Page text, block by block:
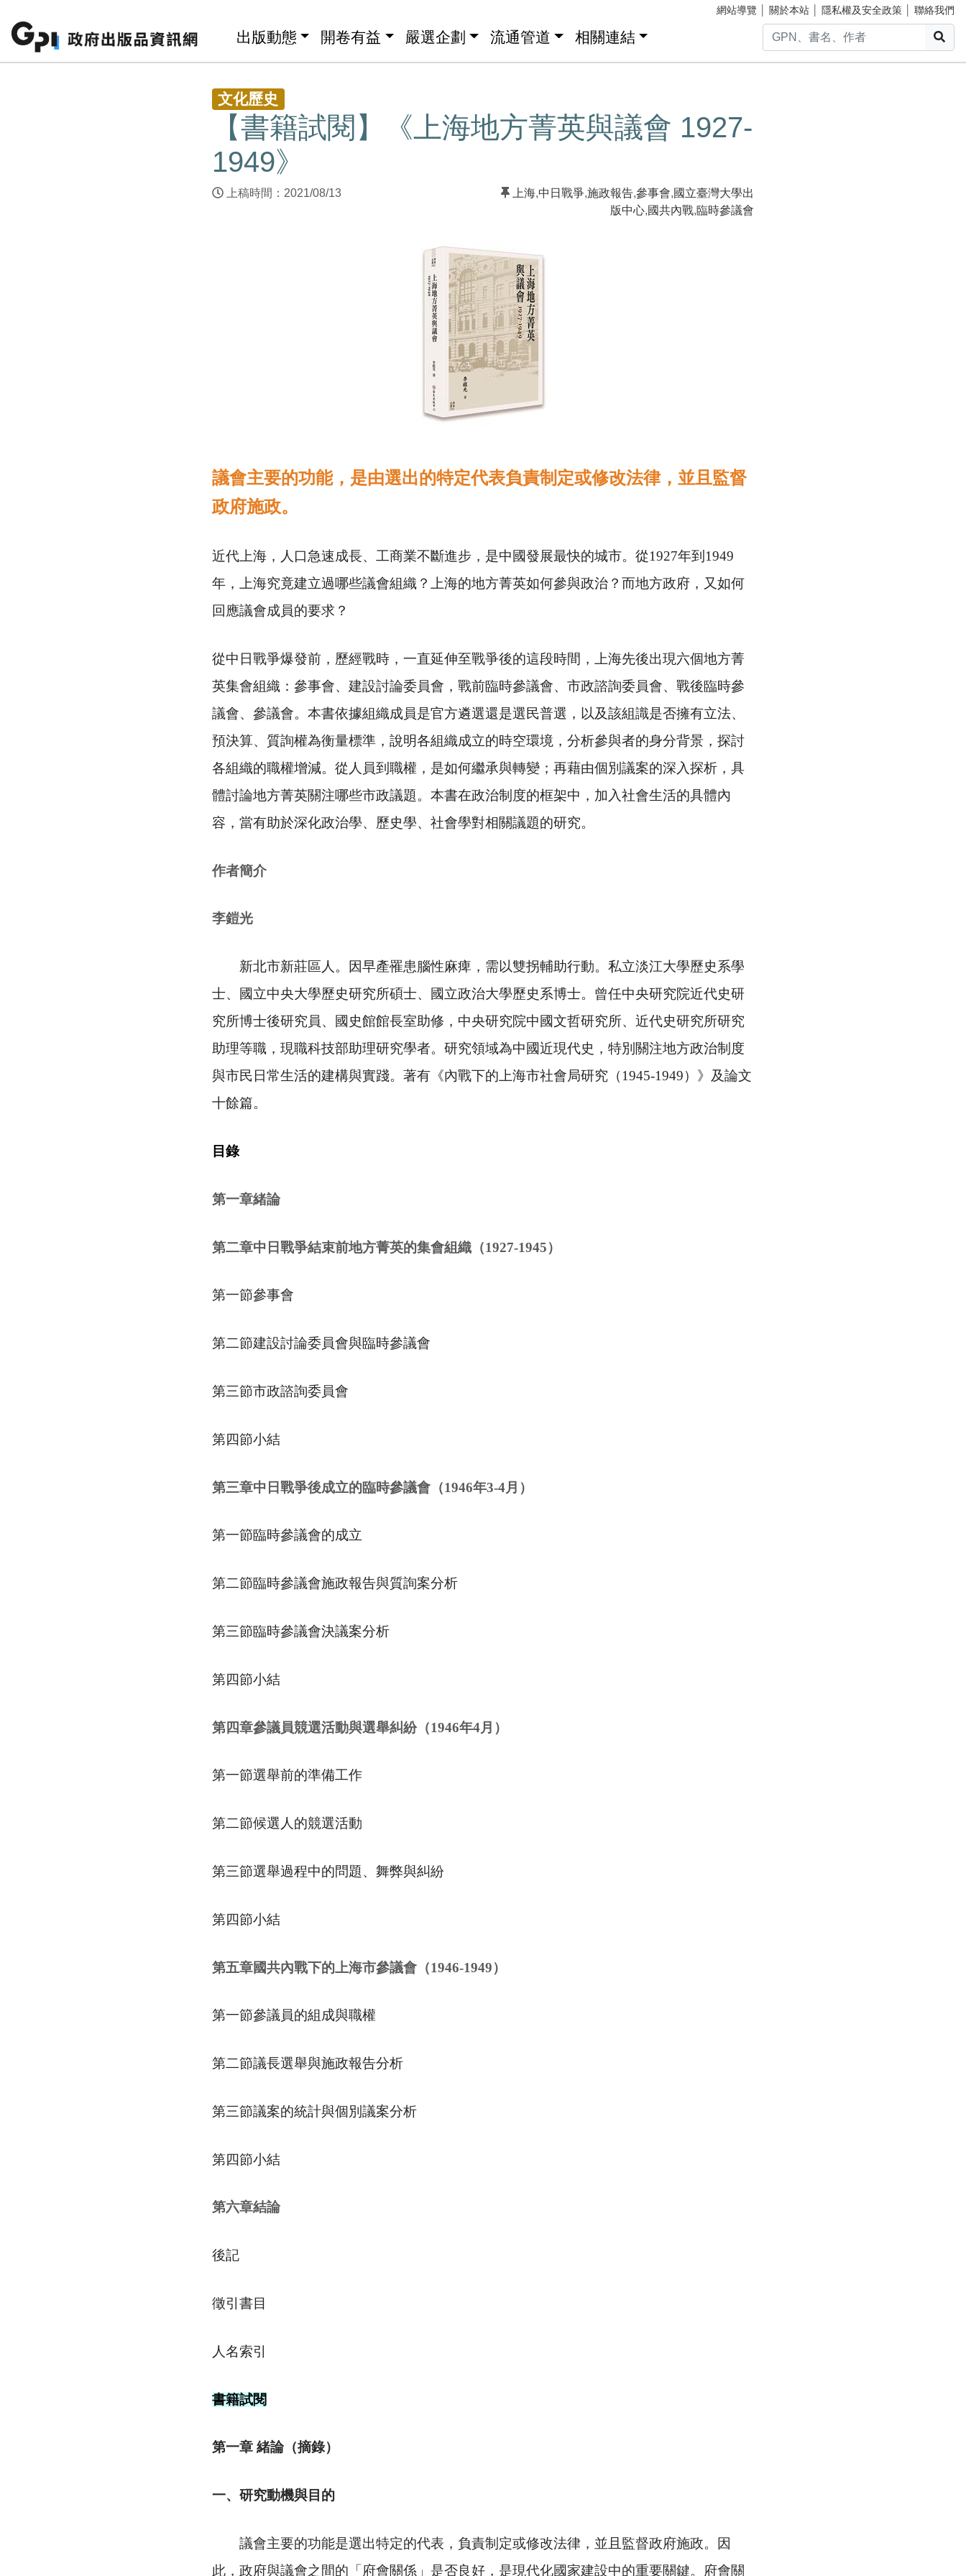
網站導覽 關於本站 隱私權及安全政策 聯絡我們
出版動態 開卷有益 嚴選企劃 流通管道 相關連結
文化歷史
【書籍試閱】《上海地方菁英與議會 1927-
1949》
上稿時間：2021/08/13 上海,中日戰爭,施政報告,參事會,國立臺灣大學出
版中心,國共內戰,臨時參議會
議會主要的功能，是由選出的特定代表負責制定或修改法律，並且監督
政府施政。
近代上海，人口急速成長、工商業不斷進步，是中國發展最快的城市。從1927年到 1949
年，上海究竟建立過哪些議會組織？上海的地方菁英如何參與政治？而地方政府，又如何
回應議會成員的要求？
從中日戰爭爆發前，歷經戰時，一直延伸至戰爭後的這段時間，上海先後出現六個地方菁
英集會組織：參事會、建設討論委員會，戰前臨時參議會、市政諮詢委員會、戰後臨時參
議會、參議會。本書依據組織成員是官方遴選還是選民普選，以及該組識是否擁有立法、
預決算、質詢權為衡量標準，說明各組織成立的時空環境，分析參與者的身分背景，探討
各組織的職權增減。從人員到職權，是如何繼承與轉變；再藉由個別議案的深入探析，具
體討論地方菁英關注哪些市政議題。本書在政治制度的框架中，加入社會生活的具體內
容，當有助於深化政治學、歷史學、社會學對相關議題的研究。
作者簡介
李鎧光
新北市新莊區人。因早產罹患腦性麻痺，需以雙拐輔助行動。私立淡江大學歷史系學
士、國立中央大學歷史研究所碩士、國立政治大學歷史系博士。曾任中央研究院近代史研
究所博士後研究員、國史館館長室助修，中央研究院中國文哲研究所、近代史研究所研究
助理等職，現職科技部助理研究學者。研究領域為中國近現代史，特別關注地方政治制度
與市民日常生活的建構與實踐。著有《內戰下的上海市社會局研究（1945-1949）》及論文
十餘篇。
目錄
第一章緒論
第二章中日戰爭結束前地方菁英的集會組織（1927-1945）
第一節參事會
第二節建設討論委員會與臨時參議會
第三節市政諮詢委員會
第四節小結
第三章中日戰爭後成立的臨時參議會（1946年3-4月）
第一節臨時參議會的成立
第二節臨時參議會施政報告與質詢案分析
第三節臨時參議會決議案分析
第四節小結
第四章參議員競選活動與選舉糾紛（1946年4月）
第一節選舉前的準備工作
第二節候選人的競選活動
第三節選舉過程中的問題、舞弊與糾紛
第四節小結
第五章國共內戰下的上海市參議會（1946-1949）
第一節參議員的組成與職權
第二節議長選舉與施政報告分析
第三節議案的統計與個別議案分析
第四節小結
第六章結論
後記
徵引書目
人名索引
書籍試閱
第一章 緒論（摘錄）
一、研究動機與目的
議會主要的功能是選出特定的代表，負責制定或修改法律，並且監督政府施政。因
此，政府與議會之間的「府會關係」是否良好，是現代化國家建設中的重要關鍵。府會關